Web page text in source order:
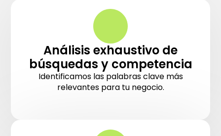
Análisis exhaustivo de
búsquedas y competencia
Identificamos las palabras clave más
relevantes para tu negocio.